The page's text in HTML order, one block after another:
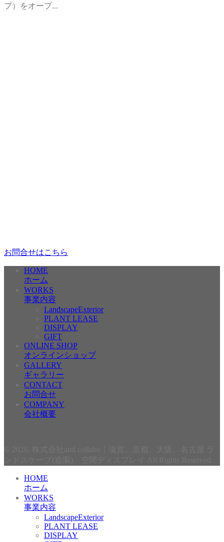
プ）をオープ...
お問合せはこちら
HOME
ホーム
WORKS
事業内容
LandscapeExterior
PLANT LEASE
DISPLAY
GIFT
ONLINE SHOP
オンラインショップ
GALLERY
ギャラリー
CONTACT
お問合せ
COMPANY
会社概要
HOME
ホーム
WORKS
事業内容
LandscapeExterior
PLANT LEASE
DISPLAY